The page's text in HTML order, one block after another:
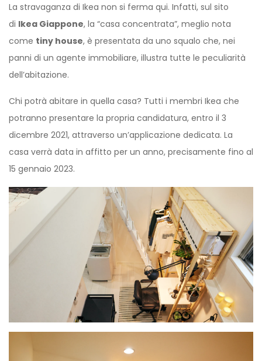
La stravaganza di Ikea non si ferma qui. Infatti, sul sito
di Ikea Giappone, la “casa concentrata”, meglio nota
come tiny house, è presentata da uno squalo che, nei
panni di un agente immobiliare, illustra tutte le peculiarità
dell’abitazione.
Chi potrà abitare in quella casa? Tutti i membri Ikea che
potranno presentare la propria candidatura, entro il 3
dicembre 2021, attraverso un’applicazione dedicata. La
casa verrà data in affitto per un anno, precisamente fino al
15 gennaio 2023.